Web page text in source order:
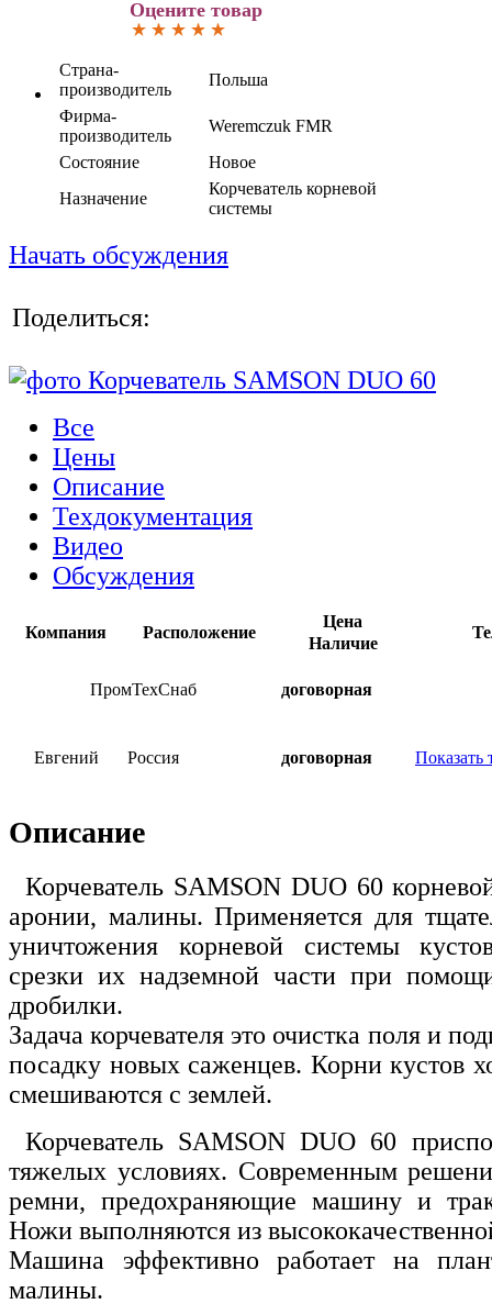
Оцените товар
Страна-
производитель
Польша
Фирма-
производитель
Weremczuk FMR
Состояние
Новое
Назначение
Корчеватель корневой
системы
Начать обсуждения
Поделиться:
Все
Цены
Описание
Техдокументация
Видео
Обсуждения
Компания Расположение
Цена
Наличие
ПромТехСнаб договорная
Евгений Россия договорная Показать
Описание
Корчеватель SAMSON DUO 60
аронии, малины. Применяется для
уничтожения корневой системы
срезки их надземной части при
дробилки.
Задача корчевателя это очистка поля и
посадку новых саженцев. Корни кустов
смешиваются с землей.
Корчеватель SAMSON DUO 60
тяжелых условиях. Современным
ремни, предохраняющие машину и
Ножи выполняются из
Машина эффективно работает на
малины.